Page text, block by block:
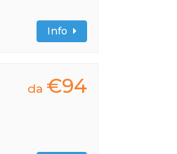
Info
da €94